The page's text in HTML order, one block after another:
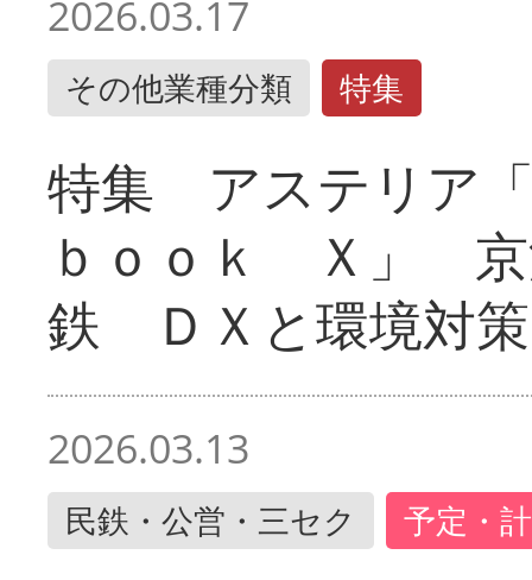
2026.03.17
その他業種分類 特集
特集 アステリア
ｂｏｏｋ Ｘ」 京
鉄 ＤＸと環境対策
2026.03.13
民鉄・公営・三セク 予定・